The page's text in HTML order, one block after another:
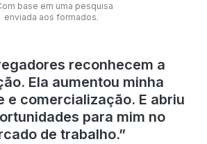
base em uma pesquisa
enviada aos formados.
reconhecem a
Ela aumentou minha
e comercialização. E abriu
para mim no
de trabalho.”